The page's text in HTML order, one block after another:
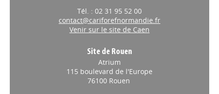
Tél. : 02 31 95 52 00
contact@cariforefnormandie.fr
Venir sur le site de Caen
Site de Rouen
Atrium
115 boulevard de l'Europe
76100 Rouen